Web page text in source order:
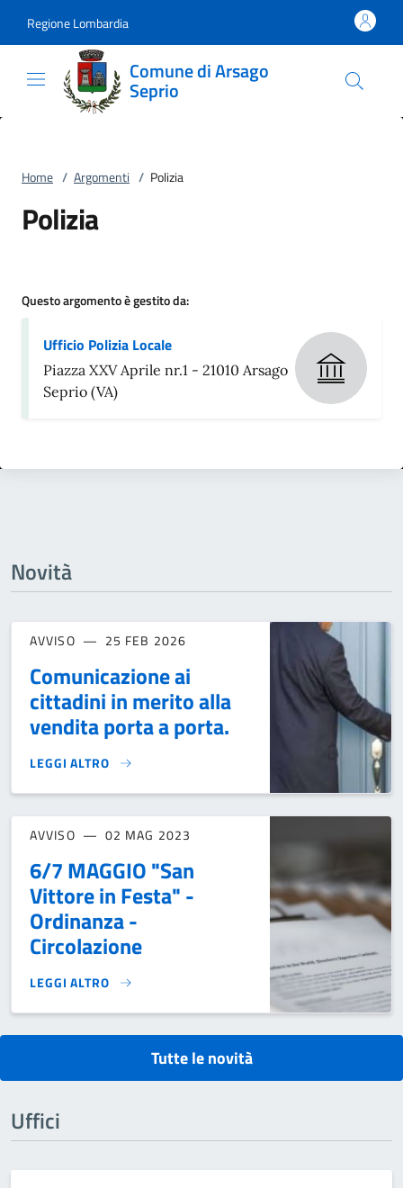
Regione Lombardia
Comune di Arsago
Seprio
Home / Argomenti / Polizia
Polizia
Questo argomento è gestito da:
Ufficio Polizia Locale
Piazza XXV Aprile nr.1 - 21010 Arsago
Seprio (VA)
Novità
AVVISO 25 FEB 2026
Comunicazione ai
cittadini in merito alla
vendita porta a porta.
LEGGI ALTRO
COMUNICAZIONE AI CITTADINI IN MERITO ALLA VENDITA
AVVISO 02 MAG 2023
6/7 MAGGIO "San
Vittore in Festa" -
Ordinanza -
Circolazione
LEGGI ALTRO
6/7 MAGGIO "SAN VITTORE IN FESTA" - ORDINANZA -
Tutte le novità
Uffici